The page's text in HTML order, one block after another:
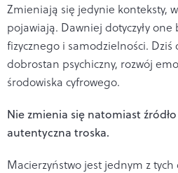
Zmieniają się jedynie konteksty,
pojawiają. Dawniej dotyczyły one
fizycznego i samodzielności.
dobrostan psychiczny, rozwój
środowiska cyfrowego.
Nie zmienia się natomiast
autentyczna troska.
Macierzyństwo jest jednym z